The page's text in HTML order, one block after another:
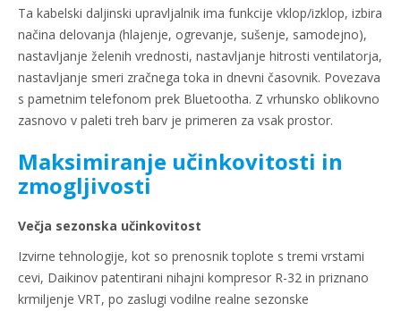
Ta kabelski daljinski upravljalnik ima funkcije vklop/izklop, izbira
načina delovanja (hlajenje, ogrevanje, sušenje, samodejno),
nastavljanje želenih vrednosti, nastavljanje hitrosti ventilatorja,
nastavljanje smeri zračnega toka in dnevni časovnik. Povezava
s pametnim telefonom prek Bluetootha. Z vrhunsko oblikovno
zasnovo v paleti treh barv je primeren za vsak prostor.
Maksimiranje učinkovitosti in
zmogljivosti
Večja sezonska učinkovitost
Izvirne tehnologije, kot so prenosnik toplote s tremi vrstami
cevi, Daikinov patentirani nihajni kompresor R-32 in priznano
krmiljenje VRT, po zaslugi vodilne realne sezonske